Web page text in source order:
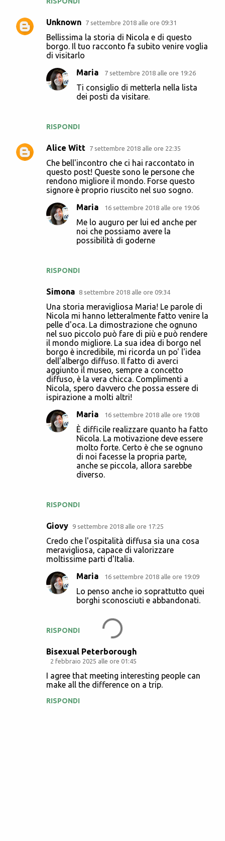
Unknown 7 settembre 2018 alle ore 09:31
Bellissima la storia di Nicola e di questo
borgo. Il tuo racconto fa subito venire voglia
di visitarlo
RISPONDI
Maria 7 settembre 2018 alle ore 19:26
Ti consiglio di metterla nella lista
dei posti da visitare.
Alice Witt 7 settembre 2018 alle ore 22:35
Che bell'incontro che ci hai raccontato in
questo post! Queste sono le persone che
rendono migliore il mondo. Forse questo
signore è proprio riuscito nel suo sogno.
RISPONDI
Maria 16 settembre 2018 alle ore 19:06
Me lo auguro per lui ed anche per
noi che possiamo avere la
possibilità di goderne
Simona 8 settembre 2018 alle ore 09:34
Una storia meravigliosa Maria! Le parole di
Nicola mi hanno letteralmente fatto venire la
pelle d'oca. La dimostrazione che ognuno
nel suo piccolo può fare di più e può rendere
il mondo migliore. La sua idea di borgo nel
borgo è incredibile, mi ricorda un po' l'idea
dell'albergo diffuso. Il fatto di averci
aggiunto il museo, sempre a concetto
diffuso, è la vera chicca. Complimenti a
Nicola, spero davvero che possa essere di
ispirazione a molti altri!
RISPONDI
Maria 16 settembre 2018 alle ore 19:08
È difficile realizzare quanto ha fatto
Nicola. La motivazione deve essere
molto forte. Certo è che se ognuno
di noi facesse la propria parte,
anche se piccola, allora sarebbe
diverso.
Giovy 9 settembre 2018 alle ore 17:25
Credo che l'ospitalità diffusa sia una cosa
meravigliosa, capace di valorizzare
moltissime parti d'Italia.
RISPONDI
Maria 16 settembre 2018 alle ore 19:09
Lo penso anche io soprattutto quei
borghi sconosciuti e abbandonati.
Bisexual Peterborough
2 febbraio 2025 alle ore 01:45
I agree that meeting interesting people can
make all the difference on a trip.
RISPONDI